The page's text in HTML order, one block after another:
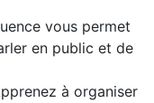
vous permet
en public et de
à organiser